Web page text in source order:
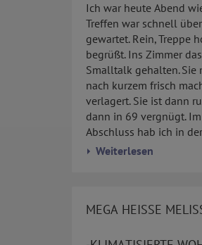
Ich war heute Abend
Treffen war schnell
gewartet. Rein, Treppe
begrüßt. Ins Zimmer
Smalltalk gehalten.
nach kurzem frisch
verlagert. Sie ist dann
dann in 69 vergnügt.
Abschluss hab ich in
Weiterlesen
MEGA HEISSE